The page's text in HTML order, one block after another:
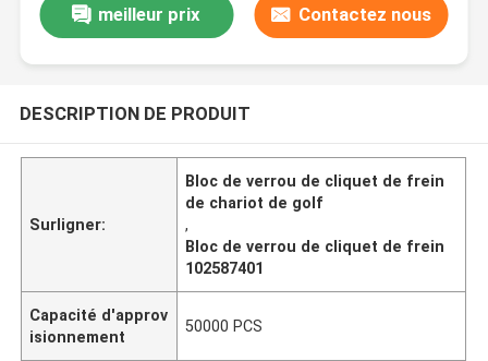
meilleur prix Contactez nous
DESCRIPTION DE PRODUIT
Surligner:
Bloc de verrou de cliquet de frein
de chariot de golf
,
Bloc de verrou de cliquet de frein
102587401
Capacité d'approv
isionnement
50000 PCS